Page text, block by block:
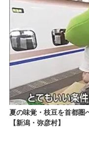
夏の味覚・枝豆を首都圏
【新潟・弥彦村】